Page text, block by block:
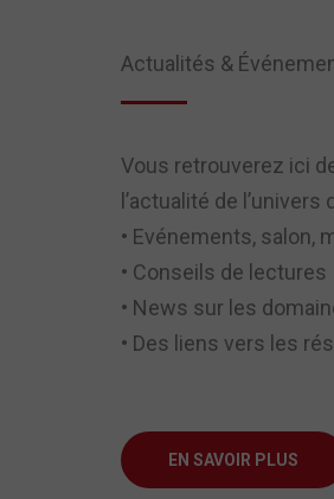
Actualités &
Vous retrouverez ici
l’actualité de l’univers
• Evénements, salon,
• Conseils de lectures
• News sur les
• Des liens vers les
EN SAVOIR PLUS